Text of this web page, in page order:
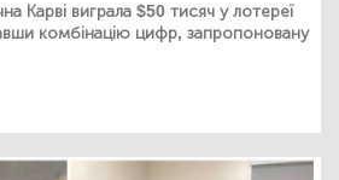
Карві виграла $50 тисяч у лотереї
комбінацію цифр, запропоновану